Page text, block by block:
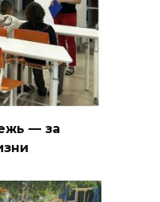
— за